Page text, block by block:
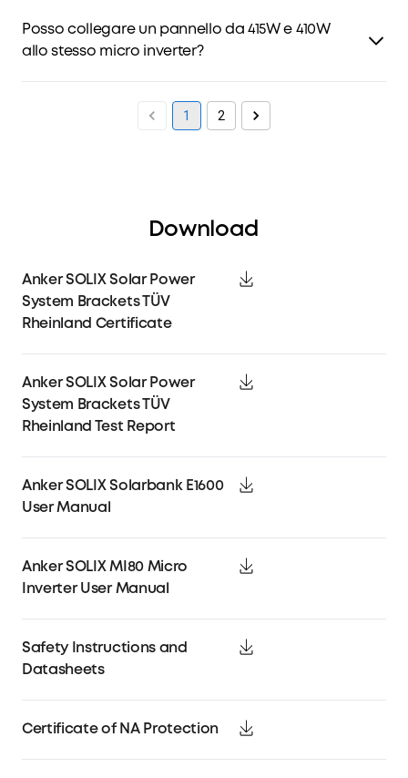
abbina all'esterno della tua casa.
*In condizioni di laboratorio, la differenza di 5 W equivale
Posso collegare un pannello da 415W e 410W
allo stesso micro inverter?
diversa allo stesso micro inverter. Nota: un MI80 non può
supportare più di due pannelli solari.
1 2
Download
Anker SOLIX Solar Power
System Brackets TÜV
Rheinland Certificate
Anker SOLIX Solar Power
System Brackets TÜV
Rheinland Test Report
Anker SOLIX Solarbank E1600
User Manual
Anker SOLIX MI80 Micro
Inverter User Manual
Safety Instructions and
Datasheets
Certificate of NA Protection